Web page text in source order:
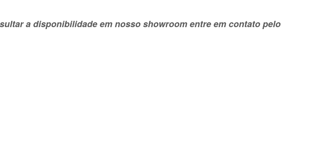
a disponibilidade em nosso showroom entre em contato pelo